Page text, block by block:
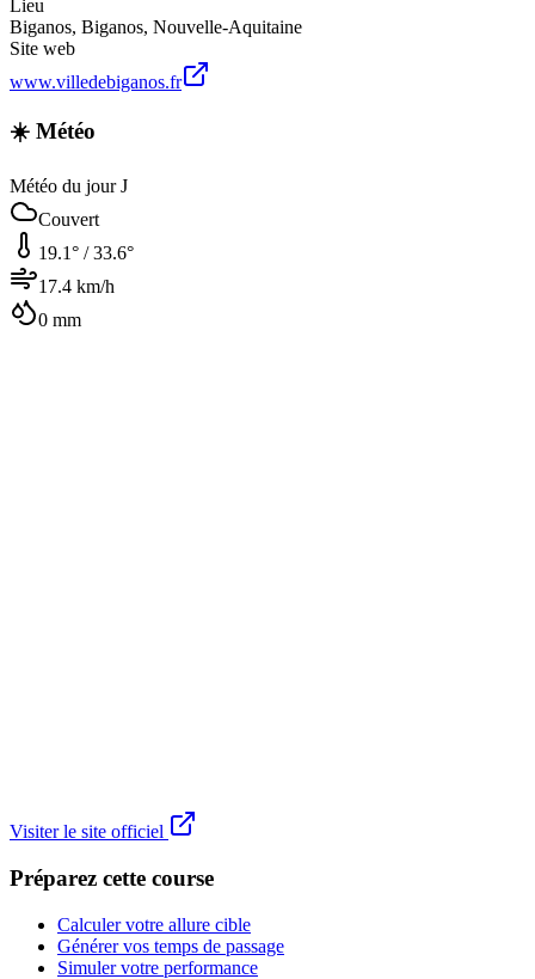
Lieu
Biganos, Biganos, Nouvelle-Aquitaine
Site web
www.villedebiganos.fr
☀️ Météo
Météo du jour J
Couvert
19.1° /33.6°
17.4 km/h
0 mm
Visiter le site officiel
Préparez cette course
Calculer votre allure cible
Générer vos temps de passage
Simuler votre performance